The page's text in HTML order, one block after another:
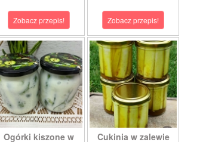
Zobacz przepis! Zobacz przepis!
Ogórki kiszone w Cukinia w zalewie